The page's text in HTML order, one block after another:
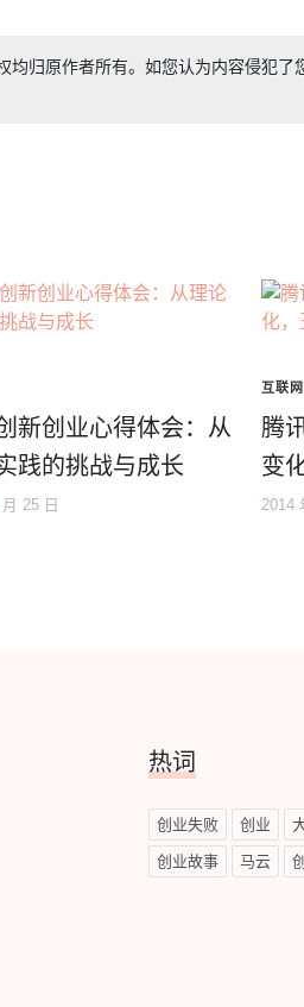
均归原作者所有。如您认为内容侵犯了
新创业心得体会：从
践的挑战与成长
25 日
互联
腾
变
2014
热词
创业失败 创业
创业故事 马云